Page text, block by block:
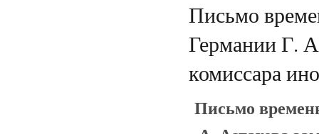
Письмо
Германии Г.
комиссара
Письмо